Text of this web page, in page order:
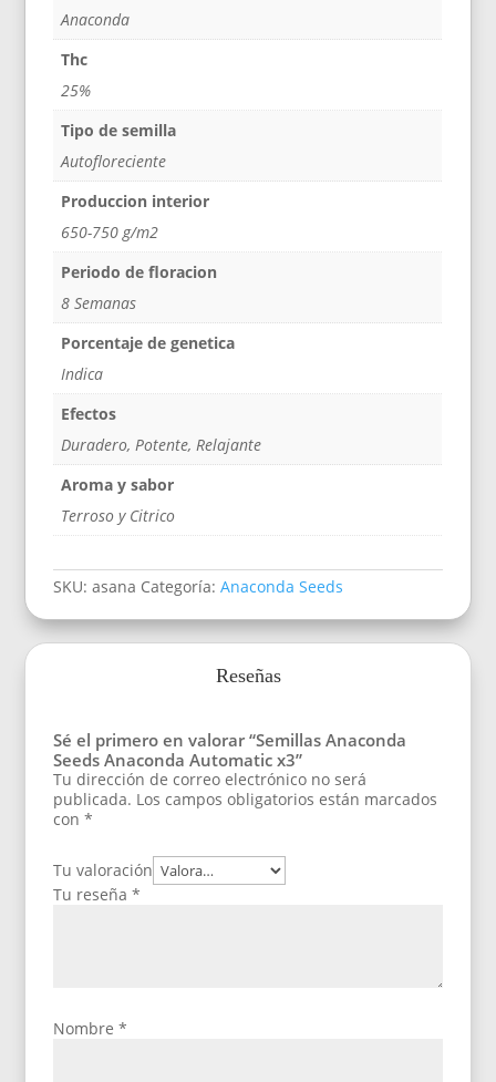
Anaconda
Thc
25%
Tipo de semilla
Autofloreciente
Produccion interior
650-750 g/m2
Periodo de floracion
8 Semanas
Porcentaje de genetica
Indica
Efectos
Duradero, Potente, Relajante
Aroma y sabor
Terroso y Citrico
SKU:asana Categoría:Anaconda Seeds
Reseñas
Sé el primero en valorar “Semillas Anaconda
Seeds Anaconda Automatic x3”
Tu dirección de correo electrónico no será
publicada. Los campos obligatorios están marcados
con*
Tu valoración
Tu reseña*
Nombre*